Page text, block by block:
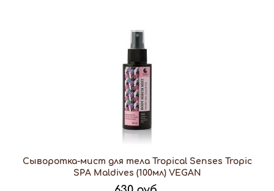
Сыворотка-мист для тела Tropical Senses Tropic
SPA Maldives (100мл) VEGAN